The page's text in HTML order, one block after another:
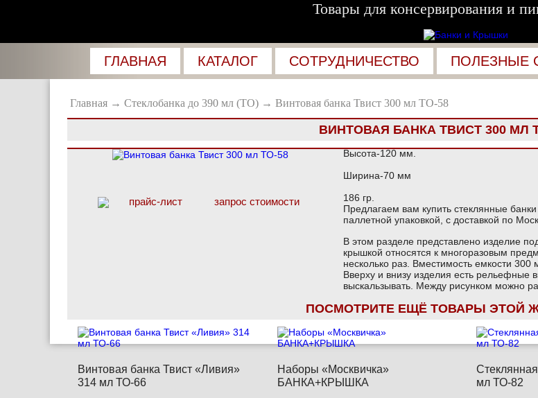
Товары для консервирования и
ГЛАВНАЯ КАТАЛОГ СОТРУДНИЧЕСТВО ПОЛЕЗНЫЕ
Главная → Стеклобанка до 390 мл (ТО) → Винтовая банка Твист 300 мл ТО-58
ВИНТОВАЯ БАНКА ТВИСТ 300 МЛ
прайс-лист запрос стоимости
Высота-120 мм.
Ширина-70 мм
186 гр.
Предлагаем вам купить стеклянные
паллетной упаковкой, с доставкой по
В этом разделе представлено изделие
крышкой относятся к многоразовым
несколько раз. Вместимость емкости
Вверху и внизу изделия есть рельефные
выскальзывать. Между рисунком можно
ПОСМОТРИТЕ ЕЩЁ ТОВАРЫ ЭТОЙ
Винтовая банка Твист «Ливия»
314 мл ТО-66
Наборы «Москвичка»
БАНКА+КРЫШКА
мл ТО-82